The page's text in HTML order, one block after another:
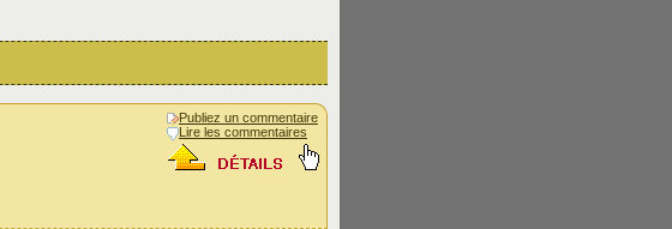
Publiez un commentaire
Lire les commentaires